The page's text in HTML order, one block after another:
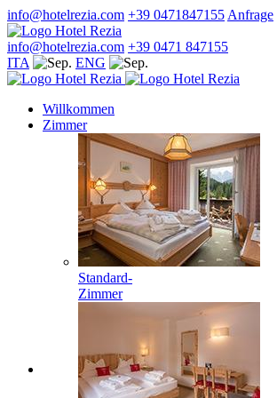
info@hotelrezia.com +39 0471847155 Anfrage
info@hotelrezia.com +39 0471 847155
ITA
ENG
Willkommen
Zimmer
Standard-
Zimmer